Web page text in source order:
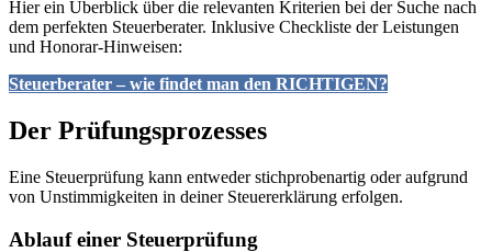
Hier ein Überblick über die relevanten Kriterien bei der Suche nach
dem perfekten Steuerberater. Inklusive Checkliste der Leistungen
und Honorar-Hinweisen:
Steuerberater – wie findet man den RICHTIGEN?
Der Prüfungsprozesses
Eine Steuerprüfung kann entweder stichprobenartig oder aufgrund
von Unstimmigkeiten in deiner Steuererklärung erfolgen.
Ablauf einer Steuerprüfung